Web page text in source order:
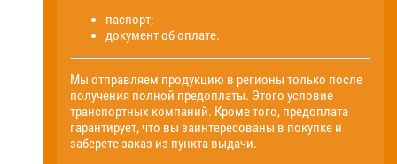
паспорт;
документ об оплате.
Мы отправляем продукцию в регионы только после
получения полной предоплаты. Этого условие
транспортных компаний. Кроме того, предоплата
гарантирует, что вы заинтересованы в покупке и
заберете заказ из пункта выдачи.